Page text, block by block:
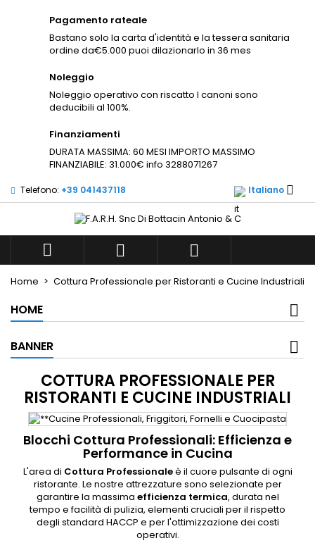
Pagamento rateale
Bastano solo la carta d'identità e la tessera sanitaria
ordine da€5.000 puoi dilazionarlo in 36 mes
Noleggio
Noleggio operativo con riscatto I canoni sono
deducibili al 100%.
Finanziamenti
DURATA MASSIMA: 60 MESI IMPORTO MASSIMO
FINANZIABILE: 31.000€ info 3288071267
Telefono: +39 041437118 Italiano 
  
Home Cottura Professionale per Ristoranti e Cucine Industriali
HOME
BANNER
COTTURA PROFESSIONALE PER
RISTORANTI E CUCINE INDUSTRIALI
Blocchi Cottura Professionali: Efficienza e
Performance in Cucina
L'area di Cottura Professionaleè il cuore pulsante di ogni
ristorante. Le nostre attrezzature sono selezionate per
garantire la massima efficienza termica, durata nel
tempo e facilità di pulizia, elementi cruciali per il rispetto
degli standard HACCP e per l'ottimizzazione dei costi
operativi.
Aggiungi alla lista dei
desideri
×
Create new list
((modalTitle)) ×
((cancelText))
((title)) ×
((cancelText))
Accedi ×
prodotti nella tua lista dei desideri.